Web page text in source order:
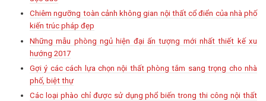
Chiêm ngưỡng toàn cảnh không gian nội thất cổ điển của nhà phố
kiến trúc pháp đẹp
Những mẫu phòng ngủ hiện đại ấn tượng mới nhất thiết kế xu
hướng 2017
Gợi ý các cách lựa chọn nội thất phòng tắm sang trọng cho nhà
phố, biệt thự
Các loại phào chỉ được sử dụng phổ biến trong thi công nội thất